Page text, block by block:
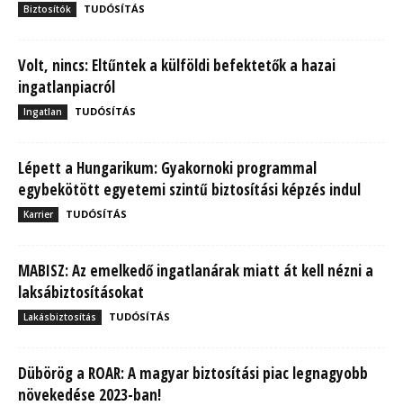
Biztosítók TUDÓSÍTÁS
Volt, nincs: Eltűntek a külföldi befektetők a hazai
ingatlanpiacról
Ingatlan TUDÓSÍTÁS
Lépett a Hungarikum: Gyakornoki programmal
egybekötött egyetemi szintű biztosítási képzés indul
Karrier TUDÓSÍTÁS
MABISZ: Az emelkedő ingatlanárak miatt át kell nézni a
laksábiztosításokat
Lakásbiztosítás TUDÓSÍTÁS
Dübörög a ROAR: A magyar biztosítási piac legnagyobb
növekedése 2023-ban!